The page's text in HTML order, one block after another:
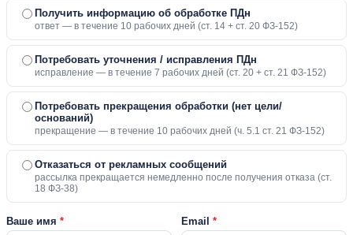
Получить информацию об обработке ПДн
ответ — в течение 10 рабочих дней (ст. 14 + ст. 20 ФЗ-152)
Потребовать уточнения / исправления ПДн
исправление — в течение 7 рабочих дней (ст. 20 + ст. 21 ФЗ-152)
Потребовать прекращения обработки (нет цели/
оснований)
прекращение — в течение 10 рабочих дней (ч. 5.1 ст. 21 ФЗ-152)
Отказаться от рекламных сообщений
рассылка прекращается немедленно после получения отказа (ст.
18 ФЗ-38)
Ваше имя * Email *